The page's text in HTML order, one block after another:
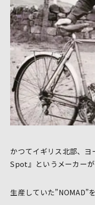
かつてイギリス北部、
Spot』というメーカーが
生産していた”NOMAD”